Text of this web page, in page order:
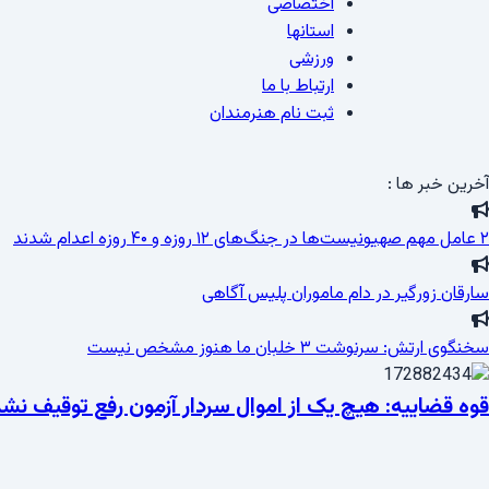
استانها
ورزشی
ارتباط با ما
ثبت نام هنرمندان
آخرین خبر ها :
۲ عامل مهم صهیونیست‌ها در جنگ‌های ۱۲ روزه و ۴۰ روزه اعدام شدند
سارقان زورگیر در دام ماموران پلیس آگاهی
سخنگوی ارتش: سرنوشت ۳ خلبان ما هنوز مشخص نیست
قوه قضاییه: هیچ یک از اموال سردار آزمون رفع توقیف